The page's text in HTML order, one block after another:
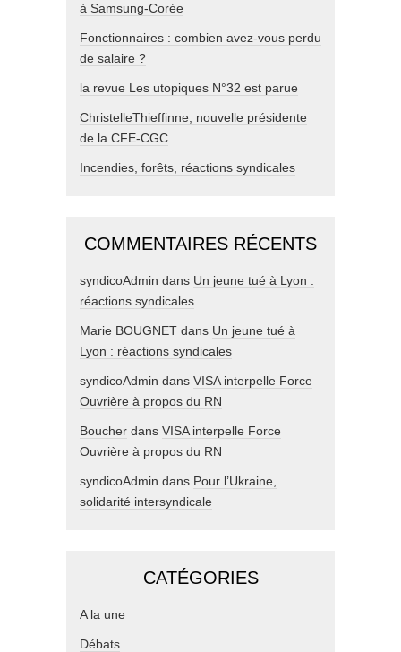
à Samsung-Corée
Fonctionnaires : combien avez-vous perdu
de salaire ?
la revue Les utopiques N°32 est parue
ChristelleThieffinne, nouvelle présidente
de la CFE-CGC
Incendies, forêts, réactions syndicales
COMMENTAIRES RÉCENTS
syndicoAdmin dans Un jeune tué à Lyon :
réactions syndicales
Marie BOUGNET dans Un jeune tué à
Lyon : réactions syndicales
syndicoAdmin dans VISA interpelle Force
Ouvrière à propos du RN
Boucher dans VISA interpelle Force
Ouvrière à propos du RN
syndicoAdmin dans Pour l’Ukraine,
solidarité intersyndicale
CATÉGORIES
A la une
Débats